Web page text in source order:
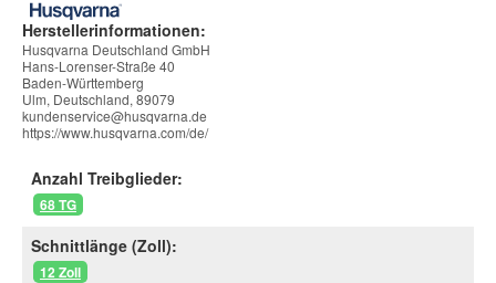
Herstellerinformationen:
Husqvarna Deutschland GmbH
Hans-Lorenser-Straße 40
Baden-Württemberg
Ulm, Deutschland, 89079
kundenservice@husqvarna.de
https://www.husqvarna.com/de/
Anzahl Treibglieder:
68 TG
Schnittlänge (Zoll):
12 Zoll